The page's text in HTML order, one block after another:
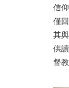
信
僅
其
供
督